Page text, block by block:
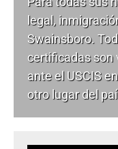
legal,
Swainsboro.
certificadas son
ante el USCIS
otro lugar del